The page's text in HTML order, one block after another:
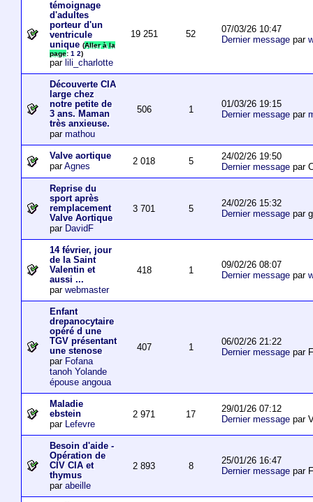
témoignage
d'adultes
porteur d'un
ventricule
unique (Aller à la
page: 1 2)
par lili_charlotte
19 251 52
07/03/26 10:47
Dernier messagepar
Découverte CIA
large chez
notre petite de
3 ans. Maman
très anxieuse.
par mathou
506 1
01/03/26 19:15
Dernier messagepar
Valve aortique
parAgnes 2 018 5
24/02/26 19:50
Dernier messagepar
Reprise du
sport après
remplacement
Valve Aortique
par DavidF
3 701 5
24/02/26 15:32
Dernier messagepar
14 février, jour
de la Saint
Valentin et
aussi ...
par webmaster
418 1
09/02/26 08:07
Dernier messagepar
Enfant
drepanocytaire
opéré d une
TGV présentant
une stenose
par Fofana
tanoh Yolande
épouse angoua
407 1
06/02/26 21:22
Dernier messagepar
Maladie
ebstein
par Lefevre
2 971 17
29/01/26 07:12
Dernier messagepar
Besoin d'aide -
Opération de
CIV CIA et
thymus
par abeille
2 893 8
25/01/26 16:47
Dernier messagepar